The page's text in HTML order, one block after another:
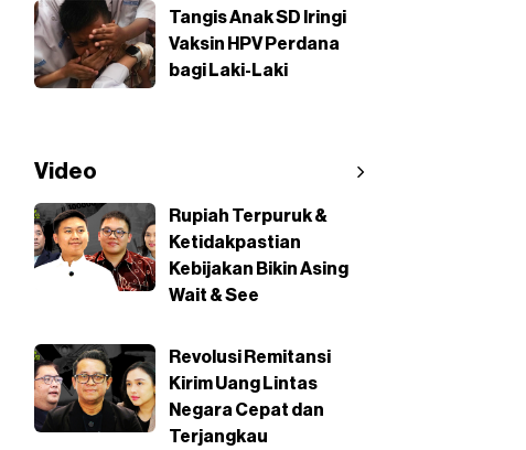
Tangis Anak SD Iringi
Vaksin HPV Perdana
bagi Laki-Laki
Video
Rupiah Terpuruk &
Ketidakpastian
Kebijakan Bikin Asing
Wait & See
Revolusi Remitansi
Kirim Uang Lintas
Negara Cepat dan
Terjangkau